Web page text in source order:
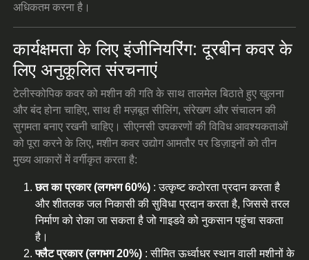
अधिकतम करना है।
कार्यक्षमता के लिए इंजीनियरिंग: दूरबीन कवर के
लिए अनुकूलित संरचनाएं
टेलीस्कोपिक कवर को मशीन की गति के साथ तालमेल बिठाते हुए खुलना
और बंद होना चाहिए, साथ ही मज़बूत सीलिंग, संरेखण और संचालन की
सुगमता बनाए रखनी चाहिए। सीएनसी उपकरणों की विविध आवश्यकताओं
को पूरा करने के लिए, मशीन कवर उद्योग आमतौर पर डिज़ाइनों को तीन
मुख्य आकारों में वर्गीकृत करता है:
छत का प्रकार (लगभग 60%) : उत्कृष्ट कठोरता प्रदान करता है
और शीतलक जल निकासी की सुविधा प्रदान करता है, जिससे तरल
निर्माण को रोका जा सकता है जो गाइडवे को नुकसान पहुंचा सकता
है।
फ्लैट प्रकार (लगभग 20%) : सीमित ऊर्ध्वाधर स्थान वाली मशीनों के